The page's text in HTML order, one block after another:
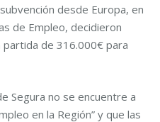
desde Europa, en
de Empleo, decidieron
de 316.000€ para
Segura no se encuentre a
en la Región” y que las